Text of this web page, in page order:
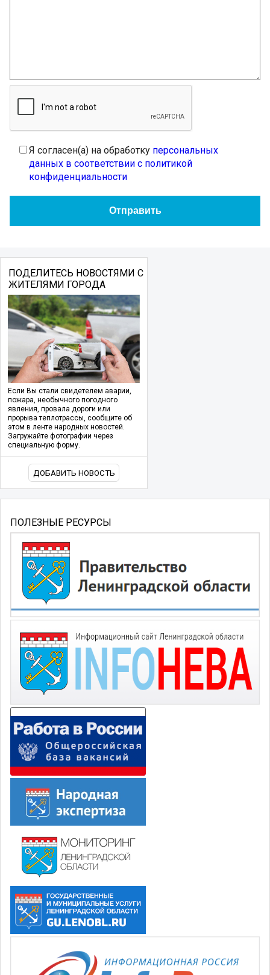
Я согласен(а) на обработку персональных
данных в соответствии с политикой
конфиденциальности
ПОДЕЛИТЕСЬ НОВОСТЯМИ С
ЖИТЕЛЯМИ ГОРОДА
Если Вы стали свидетелем аварии,
пожара, необычного погодного
явления, провала дороги или
прорыва теплотрассы, сообщите об
этом в ленте народных новостей.
Загружайте фотографии через
специальную форму.
ДОБАВИТЬ НОВОСТЬ
ПОЛЕЗНЫЕ РЕСУРСЫ